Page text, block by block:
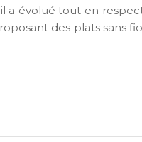
a évolué tout en
des plats sans